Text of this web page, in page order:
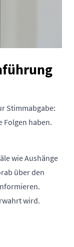
Stimmabgabe:
Folgen haben.
wie Aushänge
über den
wird.